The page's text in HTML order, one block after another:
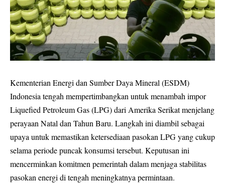
Kementerian Energi dan Sumber Daya Mineral (ESDM)
Indonesia tengah mempertimbangkan untuk menambah impor
Liquefied Petroleum Gas (LPG) dari Amerika Serikat menjelang
perayaan Natal dan Tahun Baru. Langkah ini diambil sebagai
upaya untuk memastikan ketersediaan pasokan LPG yang cukup
selama periode puncak konsumsi tersebut. Keputusan ini
mencerminkan komitmen pemerintah dalam menjaga stabilitas
pasokan energi di tengah meningkatnya permintaan.